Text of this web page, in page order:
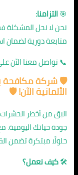
🎯التزامنا:
نحن لا نحل المشكلة
متابعة دورية لضمان
📞 تواصل معنا الآن
🛡️شركة مكافحة
الألمانية الآن! 🛡️
البق من أخطر الحشرات
جودة حياتك اليومية.
حلولًا مبتكرة تضمن
🛠️كيف نعمل؟